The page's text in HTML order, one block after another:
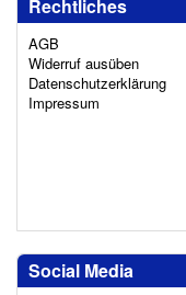
Rechtliches
AGB
Widerruf ausüben
Datenschutzerklärung
Impressum
Social Media